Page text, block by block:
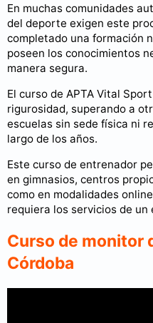
En muchas comunidades
del deporte exigen este
completado una formación
poseen los conocimientos
manera segura.
El curso de APTA Vital
rigurosidad, superando a
escuelas sin sede física ni
largo de los años.
Este curso de entrenador
en gimnasios, centros
como en modalidades
requiera los servicios de
Curso de monitor
Córdoba